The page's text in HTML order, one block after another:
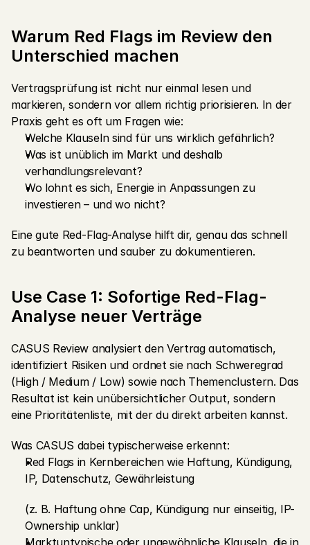
Warum Red Flags im Review den
Unterschied machen
Vertragsprüfung ist nicht nur einmal lesen und
markieren, sondern vor allem richtig priorisieren. In der
Praxis geht es oft um Fragen wie:
Welche Klauseln sind für uns wirklich gefährlich?
Was ist unüblich im Markt und deshalb
verhandlungsrelevant?
Wo lohnt es sich, Energie in Anpassungen zu
investieren – und wo nicht?
Eine gute Red-Flag-Analyse hilft dir, genau das schnell
zu beantworten und sauber zu dokumentieren.
Use Case 1: Sofortige Red-Flag-
Analyse neuer Verträge
CASUS Review analysiert den Vertrag automatisch,
identifiziert Risiken und ordnet sie nach Schweregrad
(High / Medium / Low) sowie nach Themenclustern. Das
Resultat ist kein unübersichtlicher Output, sondern
eine Prioritätenliste, mit der du direkt arbeiten kannst.
Was CASUS dabei typischerweise erkennt:
Red Flags in Kernbereichen wie Haftung, Kündigung,
IP, Datenschutz, Gewährleistung
(z. B. Haftung ohne Cap, Kündigung nur einseitig, IP-
Ownership unklar)